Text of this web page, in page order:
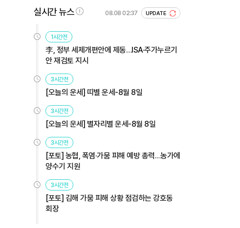
실시간 뉴스 08.08 02:37 UPDATE
1시간전
李, 정부 세제개편안에 제동…ISA·주가누르기
안 재검토 지시
3시간전
[오늘의 운세] 띠별 운세-8월 8일
3시간전
[오늘의 운세] 별자리별 운세-8월 8일
3시간전
[포토] 농협, 폭염·가뭄 피해 예방 총력…농가에
양수기 지원
3시간전
[포토] 김해 가뭄 피해 상황 점검하는 강호동
회장